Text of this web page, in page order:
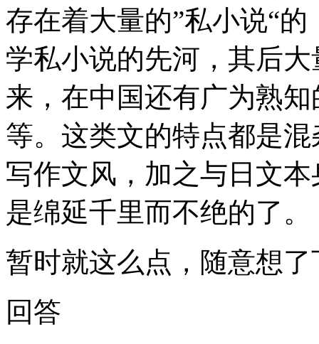
存在着大量的”私小说“
学私小说的先河，其后
来，在中国还有广为熟
等。这类文的特点都是
写作文风，加之与日文
是绵延千里而不绝的了。
暂时就这么点，随意想
回答